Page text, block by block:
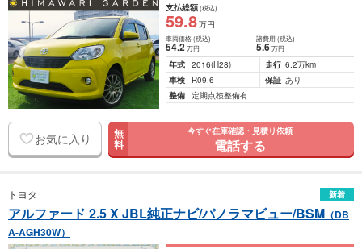
支払総額(税込)
59.8万円
車両価格(税込)
54.2万円
諸費用 (税込)
5.6 万円
年式 2016(H28) 走行 6.2万km
車検
R09.6 保証 あり
整備 定期点検整備有
お気に入り 無
料
今すぐ在庫確認・見積り依頼
電話する
トヨタ 新着
アルファード 2.5 X JBL純正ナビ/パノラマビュー/BSM （DB
A-AGH30W）